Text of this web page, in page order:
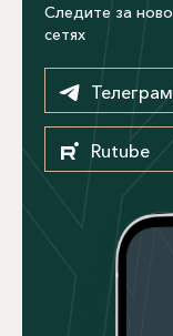
Следите за
сетях
Телеграм
Rutube